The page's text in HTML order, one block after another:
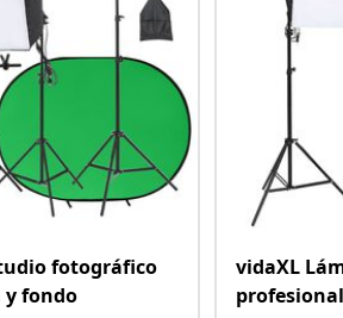
fotográfico
fondo
vidaXL